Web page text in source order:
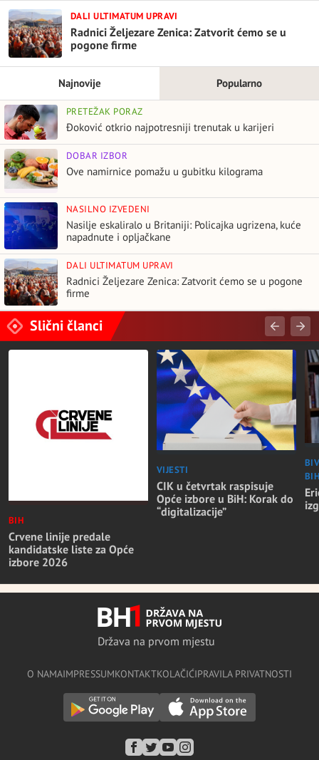
DALI ULTIMATUM UPRAVI
Radnici Željezare Zenica: Zatvorit ćemo se u
pogone firme
Najnovije Popularno
PRETEŽAK PORAZ
Đoković otkrio najpotresniji trenutak u karijeri
DOBAR IZBOR
Ove namirnice pomažu u gubitku kilograma
NASILNO IZVEDENI
Nasilje eskaliralo u Britaniji: Policajka ugrizena, kuće
napadnute i opljačkane
DALI ULTIMATUM UPRAVI
Radnici Željezare Zenica: Zatvorit ćemo se u pogone
firme
Slični članci
BIH
Crvene linije predale
kandidatske liste za Opće
izbore 2026
VIJESTI
CIK u četvrtak raspisuje
Opće izbore u BiH: Korak do
“digitalizacije”
Država na prvom mjestu
O NAMAIMPRESSUMKONTAKTKOLAČIĆIPRAVILA PRIVATNOSTI